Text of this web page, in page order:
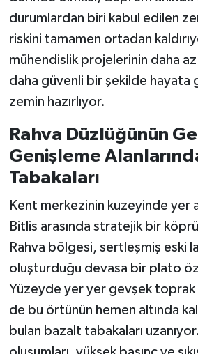
durumlardan biri kabul edilen
riskini tamamen ortadan
mühendislik projelerinin daha
daha güvenli bir şekilde hayata
zemin hazırlıyor.
Rahva Düzlüğünün
Genişleme
Tabakaları
Kent merkezinin kuzeyinde yer
Bitlis arasında stratejik bir
Rahva bölgesi, sertleşmiş eski lav
oluşturduğu devasa bir plato
Yüzeyde yer yer gevşek
de bu örtünün hemen altında
bulan bazalt tabakaları